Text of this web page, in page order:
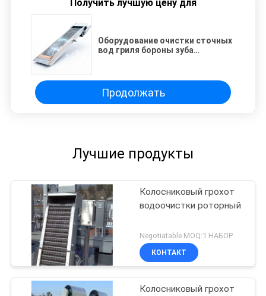
Получить лучшую цену для
Оборудование очистки сточных
вод гриля бороны зуба
Продолжать
Лучшие продукты
Колосниковый грохот
водоочистки роторный
Negotiatable MOQ:1 НАБОР
КОНТАКТ
Колосниковый грохот